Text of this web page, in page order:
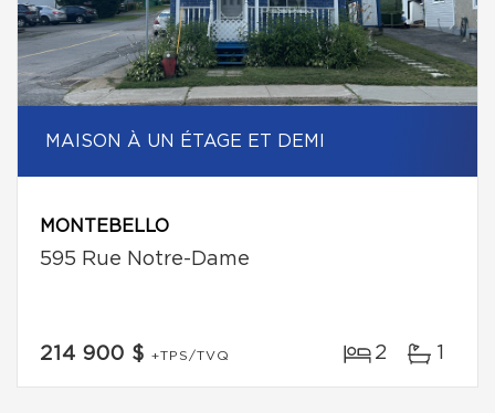
MAISON À UN ÉTAGE ET DEMI
MONTEBELLO
595 Rue Notre-Dame
214 900 $ +TPS/TVQ 2 1